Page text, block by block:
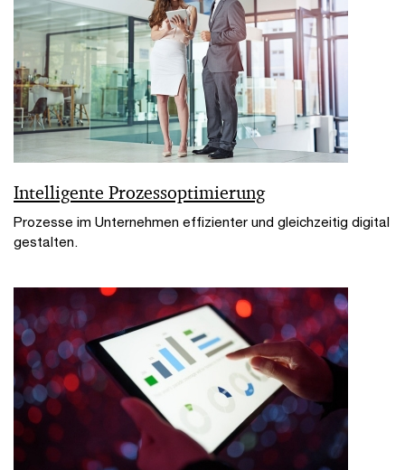
Intelligente Prozessoptimierung
Prozesse im Unternehmen effizienter und gleichzeitig digital
gestalten.